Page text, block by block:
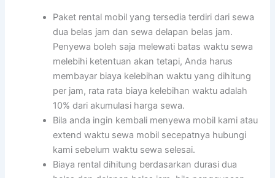
Paket rental mobil yang tersedia terdiri dari sewa
dua belas jam dan sewa delapan belas jam.
Penyewa boleh saja melewati batas waktu sewa
melebihi ketentuan akan tetapi, Anda harus
membayar biaya kelebihan waktu yang dihitung
per jam, rata rata biaya kelebihan waktu adalah
10% dari akumulasi harga sewa.
Bila anda ingin kembali menyewa mobil kami atau
extend waktu sewa mobil secepatnya hubungi
kami sebelum waktu sewa selesai.
Biaya rental dihitung berdasarkan durasi dua